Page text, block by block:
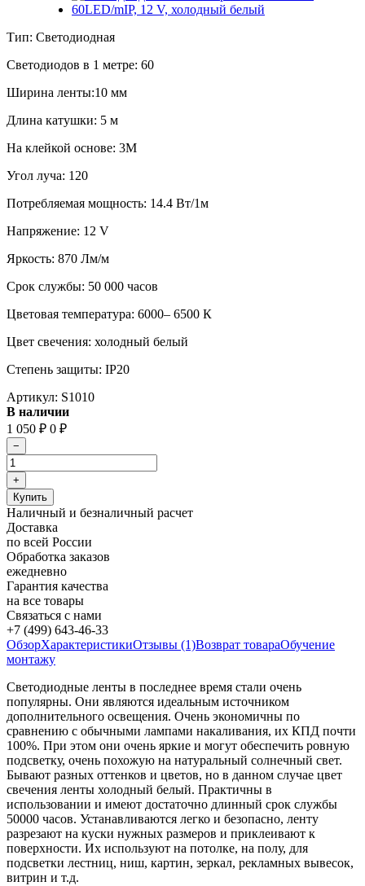
Тип: Светодиодная
Cветодиодов в 1 метре: 60
Ширина ленты:10 мм
Длина катушки: 5 м
На клейкой основе: 3М
Угол луча: 120
Потребляемая мощность: 14.4 Вт/1м
Напряжение: 12 V
Яркость: 870 Лм/м
Срок службы: 50 000 часов
Цветовая температура: 6000– 6500 К
Цвет свечения: холодный белый
Степень защиты: IP20
Артикул: S1010
В наличии
1 050 ₽ 0 ₽
Наличный и безналичный расчет
Доставка
по всей России
Обработка заказов
ежедневно
Гарантия качества
на все товары
Связаться с нами
+7 (499) 643-46-33
ОбзорХарактеристикиОтзывы (1)Возврат товараОбучение
монтажу
Светодиодные ленты в последнее время стали очень
популярны. Они являются идеальным источником
дополнительного освещения. Очень экономичны по
сравнению с обычными лампами накаливания, их КПД почти
100%. При этом они очень яркие и могут обеспечить ровную
подсветку, очень похожую на натуральный солнечный свет.
Бывают разных оттенков и цветов, но в данном случае цвет
свечения ленты холодный белый. Практичны в
использовании и имеют достаточно длинный срок службы
50000 часов. Устанавливаются легко и безопасно, ленту
разрезают на куски нужных размеров и приклеивают к
поверхности. Их используют на потолке, на полу, для
подсветки лестниц, ниш, картин, зеркал, рекламных вывесок,
витрин и т.д.